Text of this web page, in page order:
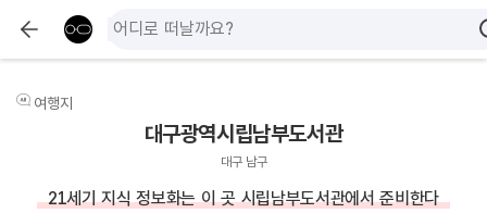
여행지
대구광역시립남부도서관
대구 남구
21세기 지식 정보화는 이 곳 시립남부도서관에서 준비한다